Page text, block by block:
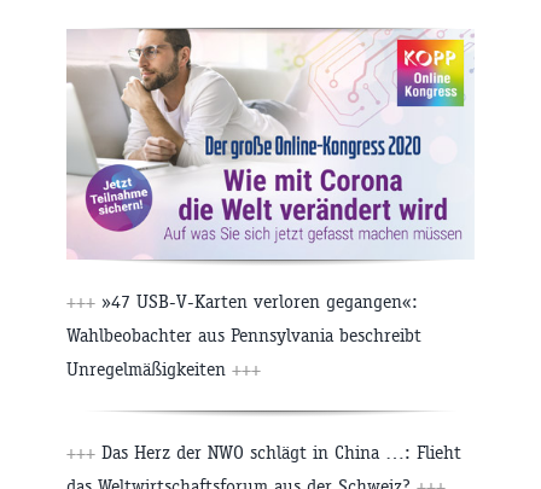
+++ »47 USB-V-Karten verloren gegangen«:
Wahlbeobachter aus Pennsylvania beschreibt
Unregelmäßigkeiten +++
+++ Das Herz der NWO schlägt in China …: Flieht